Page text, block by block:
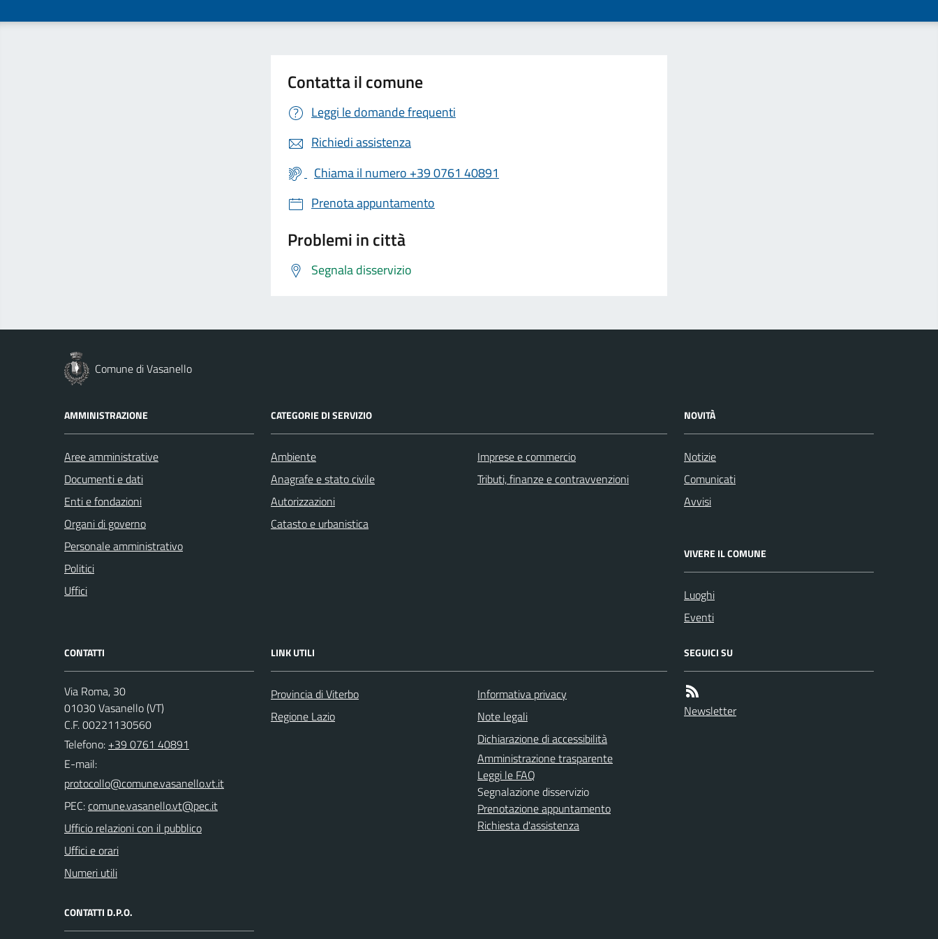
Contatta il comune
Leggi le domande frequenti
Richiedi assistenza
Chiama il numero +39 0761 40891
Prenota appuntamento
Problemi in città
Segnala disservizio
Comune di Vasanello
AMMINISTRAZIONE
Aree amministrative
Documenti e dati
Enti e fondazioni
Organi di governo
Personale amministrativo
Politici
Uffici
CATEGORIE DI SERVIZIO
Ambiente
Anagrafe e stato civile
Autorizzazioni
Catasto e urbanistica
Imprese e commercio
Tributi, finanze e contravvenzioni
NOVITÀ
Notizie
Comunicati
Avvisi
VIVERE IL COMUNE
Luoghi
Eventi
CONTATTI
Via Roma, 30
01030 Vasanello (VT)
C.F. 00221130560
Telefono: +39 0761 40891
E-mail:
PEC:
Ufficio relazioni con il pubblico
Uffici e orari
Numeri utili
CONTATTI D.P.O.
LINK UTILI
Provincia di Viterbo
Regione Lazio
Informativa privacy
Note legali
Dichiarazione di accessibilità
Amministrazione trasparente
Leggi le FAQ
Segnalazione disservizio
Prenotazione appuntamento
Richiesta d'assistenza
SEGUICI SU
Newsletter